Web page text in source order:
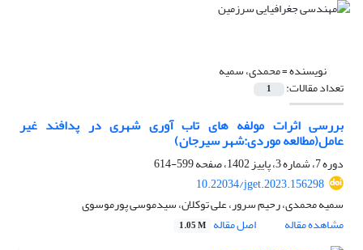
نویسنده =محمدی، سمیه
تعداد مقالات: 1
بررسی اثرات مولفه های تاب آوری شهری در پدافند غیر
عامل(مطالعه موردی:شهر سیرجان)
دوره 7، شماره 3، پاییز 1402، صفحه
599-614
10.22034/jget.2023.156298
سمیه محمدی، رحیم سرور، علی توکلان، سیدموسی پورموسوی
مشاهده مقاله
اصل مقاله 1.05 M